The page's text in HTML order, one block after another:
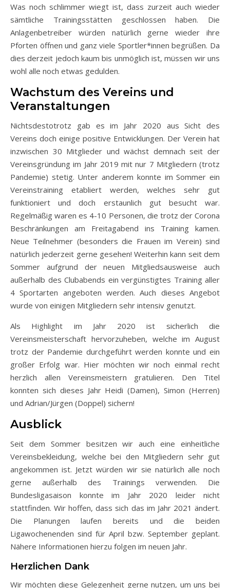
Was noch schlimmer wiegt ist, dass zurzeit auch wieder
sämtliche Trainingsstätten geschlossen haben. Die
Anlagenbetreiber würden natürlich gerne wieder ihre
Pforten öffnen und ganz viele Sportler*innen begrüßen. Da
dies derzeit jedoch kaum bis unmöglich ist, müssen wir uns
wohl alle noch etwas gedulden.
Wachstum des Vereins und
Veranstaltungen
Nichtsdestotrotz gab es im Jahr 2020 aus Sicht des
Vereins doch einige positive Entwicklungen. Der Verein hat
inzwischen 30 Mitglieder und wächst demnach seit der
Vereinsgründung im Jahr 2019 mit nur 7 Mitgliedern (trotz
Pandemie) stetig. Unter anderem konnte im Sommer ein
Vereinstraining etabliert werden, welches sehr gut
funktioniert und doch erstaunlich gut besucht war.
Regelmäßig waren es 4-10 Personen, die trotz der Corona
Beschränkungen am Freitagabend ins Training kamen.
Neue Teilnehmer (besonders die Frauen im Verein) sind
natürlich jederzeit gerne gesehen! Weiterhin kann seit dem
Sommer aufgrund der neuen Mitgliedsausweise auch
außerhalb des Clubabends ein vergünstigtes Training aller
4 Sportarten angeboten werden. Auch dieses Angebot
wurde von einigen Mitgliedern sehr intensiv genutzt.
Als Highlight im Jahr 2020 ist sicherlich die
Vereinsmeisterschaft hervorzuheben, welche im August
trotz der Pandemie durchgeführt werden konnte und ein
großer Erfolg war. Hier möchten wir noch einmal recht
herzlich allen Vereinsmeistern gratulieren. Den Titel
konnten sich dieses Jahr Heidi (Damen), Simon (Herren)
und Adrian/Jürgen (Doppel) sichern!
Ausblick
Seit dem Sommer besitzen wir auch eine einheitliche
Vereinsbekleidung, welche bei den Mitgliedern sehr gut
angekommen ist. Jetzt würden wir sie natürlich alle noch
gerne außerhalb des Trainings verwenden. Die
Bundesligasaison konnte im Jahr 2020 leider nicht
stattfinden. Wir hoffen, dass sich das im Jahr 2021 ändert.
Die Planungen laufen bereits und die beiden
Ligawochenenden sind für April bzw. September geplant.
Nähere Informationen hierzu folgen im neuen Jahr.
Herzlichen Dank
Wir möchten diese Gelegenheit gerne nutzen, um uns bei